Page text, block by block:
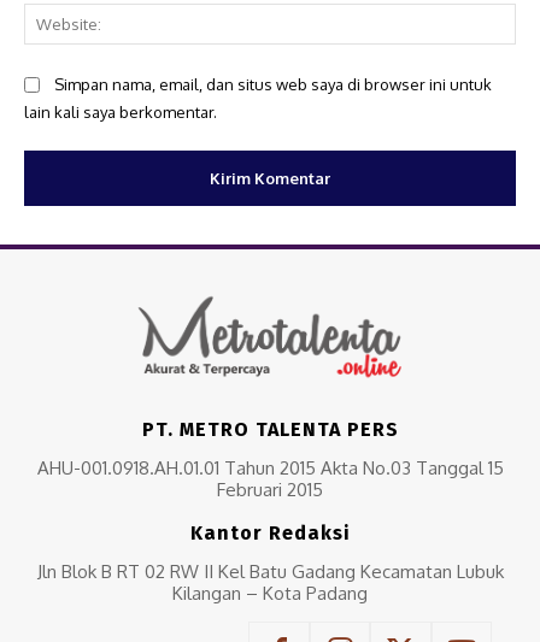
Simpan nama, email, dan situs web saya di browser ini untuk
lain kali saya berkomentar.
PT. METRO TALENTA PERS
AHU-001.0918.AH.01.01 Tahun 2015 Akta No.03 Tanggal 15
Februari 2015
Kantor Redaksi
Jln Blok B RT 02 RW II Kel Batu Gadang Kecamatan Lubuk
Kilangan – Kota Padang